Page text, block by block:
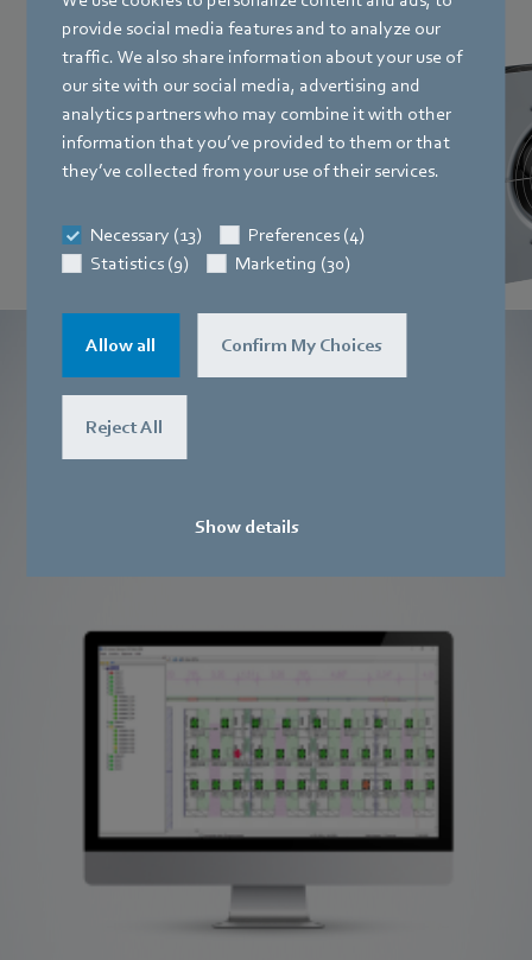
provide social media features and to analyze our
traffic. We also share information about your use of
our site with our social media, advertising and
analytics partners who may combine it with other
information that you’ve provided to them or that
they’ve collected from your use of their services.
Necessary (13)
Preferences (4)
Statistics (9)
Marketing (30)
Allow all Confirm My Choices
Reject All
Show details
K3G mit MODBUS/DCI
Fertig montiertes, geprüftes und
anschlussfertiges Ventilator-Einbaumodul
mit MODBUS/DCI Steuerung.
Hand in Hand für reine Luft in
Reinräumen